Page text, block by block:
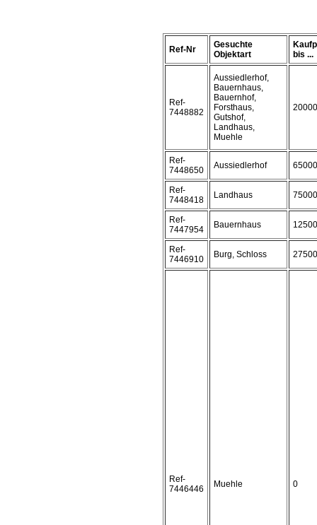
Ref-Nr
Gesuchte
Objektart
bis ...
Ref-
7448882
Aussiedlerhof,
Bauernhaus,
Bauernhof,
Forsthaus,
Gutshof,
Landhaus,
Muehle
Ref-
7448650
Aussiedlerhof
Ref-
7448418
Landhaus
Ref-
7447954
Bauernhaus
Ref-
7446910
Burg, Schloss
Ref-
7446446
Muehle 0